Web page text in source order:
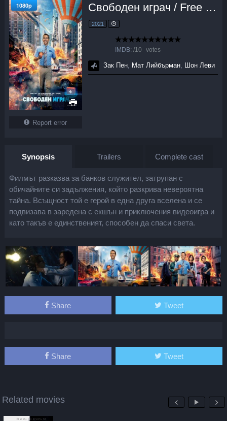
1080p
Report error
Свободен играч / Free Guy (2021)
2021
IMDB: /10 votes
Зак Пен Мат Лийбърман Шон Леви
Synopsis Trailers Complete cast
Филмът разказва за банков служител, затрупан с
обичайните си задължения, който разкрива невероятна
тайна. Всъщност той е герой в една друга вселена и се
подвизава в заредена с екшън и приключения видеоигра и
като такъв е единственият, способен да спаси света.
Share Tweet
Share Tweet
Related movies